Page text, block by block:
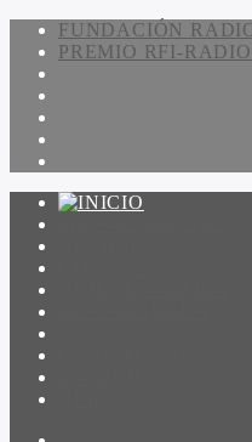
FUNDACIÓN
PREMIO RFI-